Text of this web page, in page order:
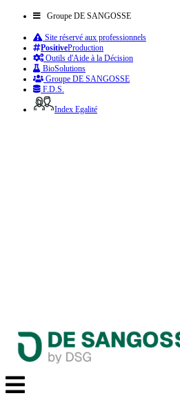
Groupe DE SANGOSSE
Site réservé aux professionnels
PositiveProduction
Outils d'Aide à la Décision
BioSolutions
Groupe DE SANGOSSE
F.D.S.
Index Egalité